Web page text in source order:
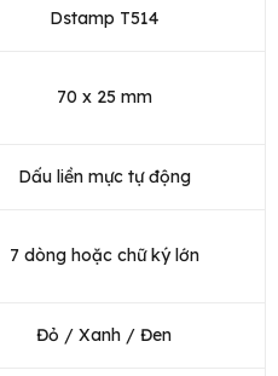
Dstamp T514
70 x 25 mm
Dấu liền mực tự động
7 dòng hoặc chữ ký lớn
Đỏ / Xanh / Đen